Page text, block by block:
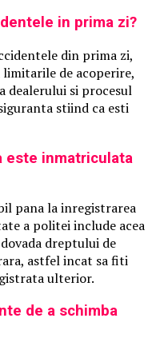
in prima zi?
din prima zi,
de acoperire,
dealerului si procesul
stiind ca esti
este inmatriculata
pana la inregistrarea
a politei include acea
dreptului de
astfel incat sa fiti
ulterior.
de a schimba